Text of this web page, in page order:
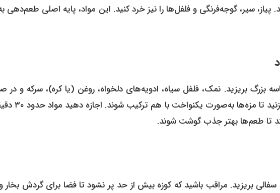
سیر، گوجه‌فرنگی و فلفل‌ها را نیز خرد کنید. این مواد، پایه اصلی طعم‌دهی
بزرگ بریزید. نمک، فلفل سیاه، ادویه‌های دلخواه، روغن (یا کره)، سرکه و در
نیاز کمی آب را اضافه کنید. مواد را به‌خوبی هم بزنید
تا طعم‌ها بهتر جذب گوشت شوند.
بریزید. مراقب باشید که کوزه بیش از حد پر نشود تا فضا برای گردش بخار